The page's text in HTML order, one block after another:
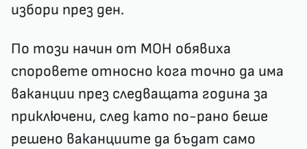
избори през ден.
По този начин от МОН обявиха
споровете относно кога точно да има
ваканции през следващата година за
приключени, след като по-рано беше
решено ваканциите да бъдат само